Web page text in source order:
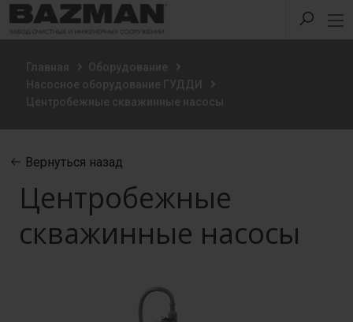
Главная
Оборудование
Насосное оборудование ГУДДИ
Центробежные скважинные насосы
Вернуться назад
Центробежные
скважинные насосы